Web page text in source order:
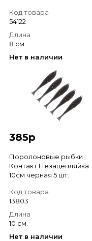
Код товара
54122
Длина
8 см.
Нет в наличии
385р
Поролоновые рыбки
Контакт Незацепляйка
10см черная 5 шт.
Код товара
13803
Длина
10 см.
Нет в наличии